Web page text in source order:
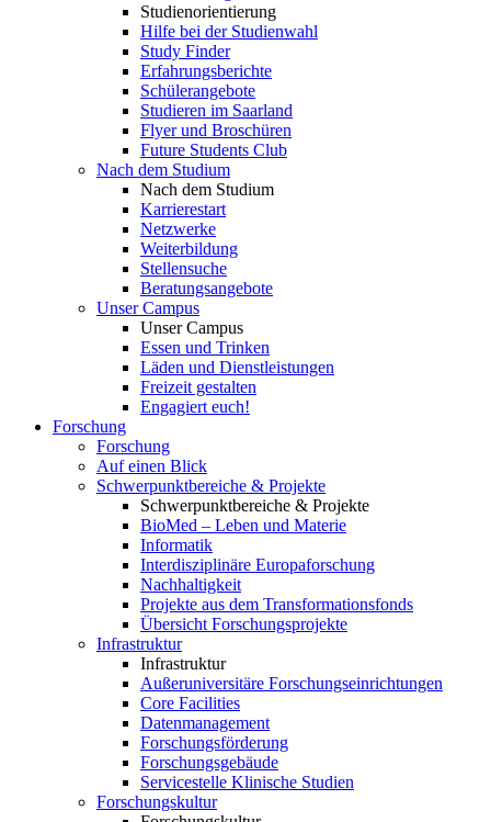
Studienorientierung
Hilfe bei der Studienwahl
Study Finder
Erfahrungsberichte
Schülerangebote
Studieren im Saarland
Flyer und Broschüren
Future Students Club
Nach dem Studium
Nach dem Studium
Karrierestart
Netzwerke
Weiterbildung
Stellensuche
Beratungsangebote
Unser Campus
Unser Campus
Essen und Trinken
Läden und Dienstleistungen
Freizeit gestalten
Engagiert euch!
Forschung
Forschung
Auf einen Blick
Schwerpunktbereiche & Projekte
Schwerpunktbereiche & Projekte
BioMed – Leben und Materie
Informatik
Interdisziplinäre Europaforschung
Nachhaltigkeit
Projekte aus dem Transformationsfonds
Übersicht Forschungsprojekte
Infrastruktur
Infrastruktur
Außeruniversitäre Forschungseinrichtungen
Core Facilities
Datenmanagement
Forschungsförderung
Forschungsgebäude
Servicestelle Klinische Studien
Forschungskultur